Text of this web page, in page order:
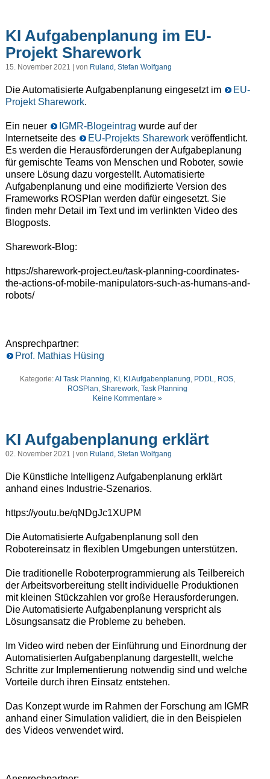
KI Aufgabenplanung im EU-
Projekt Sharework
15. November 2021 | von Ruland, Stefan Wolfgang
Die Automatisierte Aufgabenplanung eingesetzt im
EU-
Projekt Sharework.
Ein neuer IGMR-Blogeintrag wurde auf der
Internetseite des
EU-Projekts Shareworkveröffentlicht.
Es werden die Herausförderungen der Aufgabeplanung
für gemischte Teams von Menschen und Roboter, sowie
unsere Lösung dazu vorgestellt. Automatisierte
Aufgabenplanung und eine modifizierte Version des
Frameworks ROSPlan werden dafür eingesetzt. Sie
finden mehr Detail im Text und im verlinkten Video des
Blogposts.
Sharework-Blog:
https://sharework-project.eu/task-planning-coordinates-
the-actions-of-mobile-manipulators-such-as-humans-and-
robots/
Ansprechpartner:
Prof. Mathias Hüsing
Kategorie:AI Task Planning, KI , KI Aufgabenplanung, PDDL, ROS,
ROSPlan,Sharework,Task Planning
Keine Kommentare »
KI Aufgabenplanung erklärt
02. November 2021 | von Ruland, Stefan Wolfgang
Die Künstliche Intelligenz Aufgabenplanung erklärt
anhand eines Industrie-Szenarios.
https://youtu.be/qNDgJc1XUPM
Die Automatisierte Aufgabenplanung soll den
Robotereinsatz in flexiblen Umgebungen unterstützen.
Die traditionelle Roboterprogrammierung als Teilbereich
der Arbeitsvorbereitung stellt individuelle Produktionen
mit kleinen Stückzahlen vor große Herausforderungen.
Die Automatisierte Aufgabenplanung verspricht als
Lösungsansatz die Probleme zu beheben.
Im Video wird neben der Einführung und Einordnung der
Automatisierten Aufgabenplanung dargestellt, welche
Schritte zur Implementierung notwendig sind und welche
Vorteile durch ihren Einsatz entstehen.
Das Konzept wurde im Rahmen der Forschung am IGMR
anhand einer Simulation validiert, die in den Beispielen
des Videos verwendet wird.